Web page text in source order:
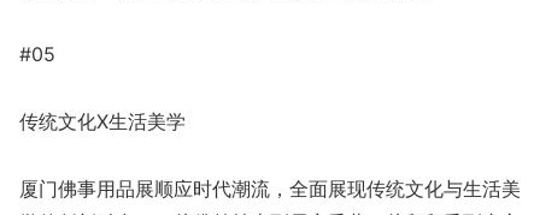
#05
传统文化X生活美学
厦门佛事用品展顺应时代潮流，全面展现传统文化与生活美